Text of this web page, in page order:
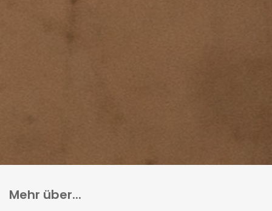
Mehr über...